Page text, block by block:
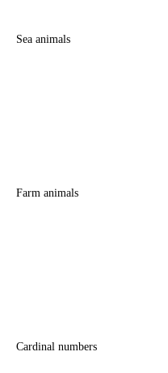
Sea animals
Farm animals
Cardinal numbers